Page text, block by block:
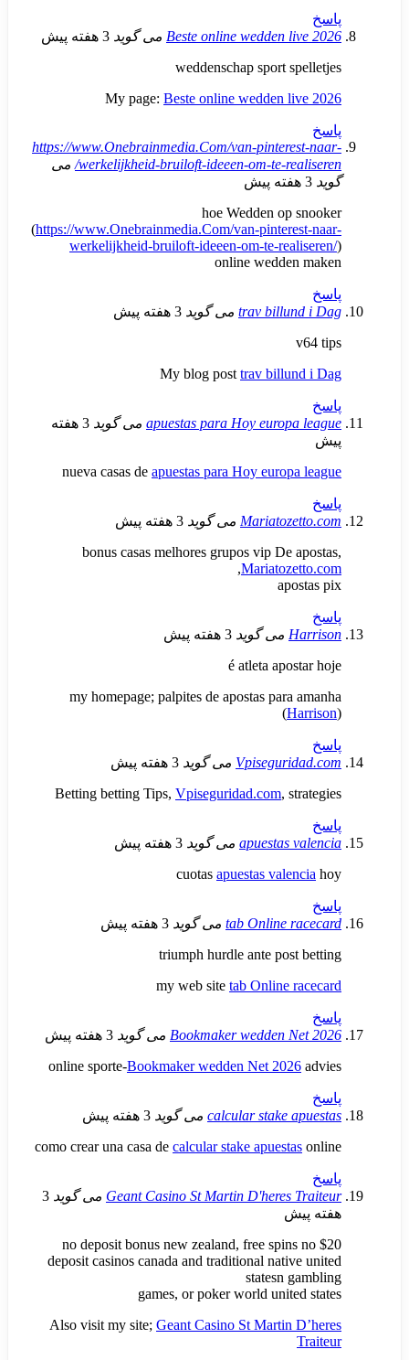
Beste online wedden می گوید 3 هفته پیش
weddenschap sport
My page:Beste online wedden
https://www.Onebrainmedia.Com/van-
werkelijkheid-bruiloft-ideeen-om-te- می
hoe Wedden op
(https://www.Onebrainmedia.Com/van-
werkelijkheid-bruiloft-ideeen-om-te-
online
trav می گوید 3 هفته پیش
My blog post
apuestas para Hoy می گوید 3 هفته
nueva casas deapuestas para Hoy
می گوید 3 هفته پیش
bonus casas melhores grupos vip De
می گوید 3 هفته پیش
é atleta
my homepage; palpites de apostas para
می گوید 3 هفته پیش
Betting betting Tips, Vpiseguridad.com
apuestas می گوید 3 هفته پیش
cuotasapuestas
tab Online می گوید 3 هفته پیش
triumph hurdle ante
my web site
Bookmaker wedden می گوید 3 هفته پیش
online sporte-Bookmaker wedden Net
calcular stake می گوید 3 هفته پیش
como crear una casa decalcular stake
Geant Casino St Martin D'heres می گوید 3
$20 no deposit bonus new zealand, free
deposit casinos canada and traditional
games, or poker world
Also visit my site;Geant Casino St Martin